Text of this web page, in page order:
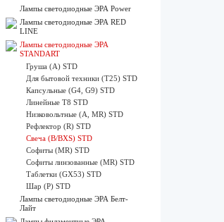
Лампы светодиодные ЭРА Power
Лампы светодиодные ЭРА RED
LINE
Лампы светодиодные ЭРА
STANDART
Груша (A) STD
Для бытовой техники (Т25) STD
Капсульные (G4, G9) STD
Линейные Т8 STD
Низковольтные (А, MR) STD
Рефлектор (R) STD
Свеча (B/BXS) STD
Софиты (MR) STD
Софиты линзованные (MR) STD
Таблетки (GX53) STD
Шар (P) STD
Лампы светодиодные ЭРА Белт-
Лайт